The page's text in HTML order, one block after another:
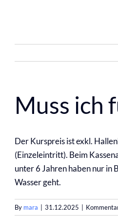
Muss ich
Der Kurspreis ist exkl.
(Einzeleintritt). Beim
unter 6 Jahren haben nur in
Wasser geht.
By mara 31.12.2025